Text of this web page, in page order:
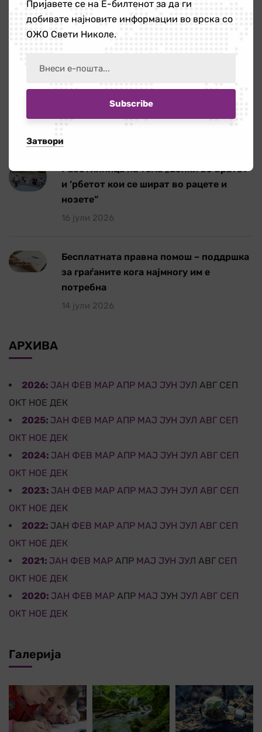
Новости
Работилница на тема „Болки во вратот
и ‘рбетот кои се шират во рацете и
нозете”
16 јули 2026
Бесплатната правна помош – поддршка
за граѓаните кога најмногу им е
потребна
14 јули 2026
АРХИВА
2026: ЈАН ФЕВ МАР АПР МАЈ ЈУН ЈУЛ АВГ СЕП
ОКТ НОЕ ДЕК
2025: ЈАН ФЕВ МАР АПР МАЈ ЈУН ЈУЛ АВГ СЕП
ОКТ НОЕ ДЕК
2024: ЈАН ФЕВ МАР АПР МАЈ ЈУН ЈУЛ АВГ СЕП
ОКТ НОЕ ДЕК
2023: ЈАН ФЕВ МАР АПР МАЈ ЈУН ЈУЛ АВГ СЕП
ОКТ НОЕ ДЕК
2022: ЈАН ФЕВ МАР АПР МАЈ ЈУН ЈУЛ АВГ СЕП
ОКТ НОЕ ДЕК
2021: ЈАН ФЕВ МАР АПР МАЈ ЈУН ЈУЛ АВГ СЕП
ОКТ НОЕ ДЕК
2020: ЈАН ФЕВ МАР АПР МАЈ ЈУН ЈУЛ АВГ СЕП
ОКТ НОЕ ДЕК
Галерија
Пријавете се на Е-билтенот за да ги
добивате најновите информации во врска со
ОЖО Свети Николе.
Затвори